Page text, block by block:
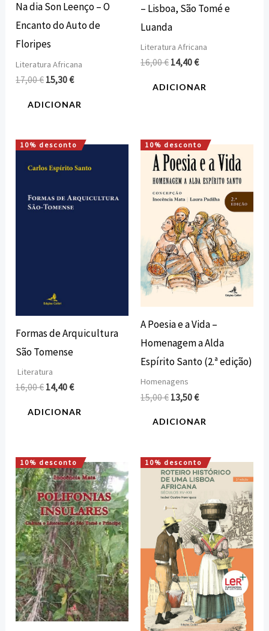
Na dia Son Leenço – O
Encanto do Auto de
Floripes
Literatura Africana
17,00€ 15,30€
ADICIONAR
– Lisboa, São Tomé e
Luanda
Literatura Africana
16,00€ 14,40€
ADICIONAR
10% desconto
Formas de Arquicultura
São Tomense
Literatura
16,00€
O
preço
original
16,00 €.
14,40€
O
atual
14,40 €.
ADICIONAR
10% desconto
A Poesia e a Vida –
Homenagem a Alda
Espírito Santo (2.ª edição)
Homenagens
15,00€
O
preço
original
era:
15,00 €.
13,50€
O
preço
atual
é:
13,50 €.
ADICIONAR
10% desconto
O
preço
original
era:
15,00 €.
O
preço
atual
é:
13,50 €.
10% desconto
O
preço
original
era:
12,00 €.
O
preço
é:
10,80 €.